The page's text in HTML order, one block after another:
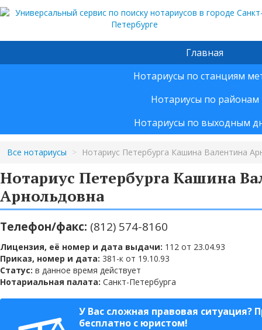
Главная
Нотариусы по станциям
Нотариусы по районам
Нотариусы по выходным
Все нотариусы > Нотариус Петербурга Кашина Валентина
Нотариус Петербурга Кашина
Арнольдовна
Телефон/факс: (812) 574-8160
Лицензия, её номер и дата выдачи: 112 от 23.04.93
Приказ, номер и дата: 381-к от 19.10.93
Статус: в данное время действует
Нотариальная палата: Санкт-Петербурга
У Вас сложная правовая ситуация?
бесплатно с юристом!